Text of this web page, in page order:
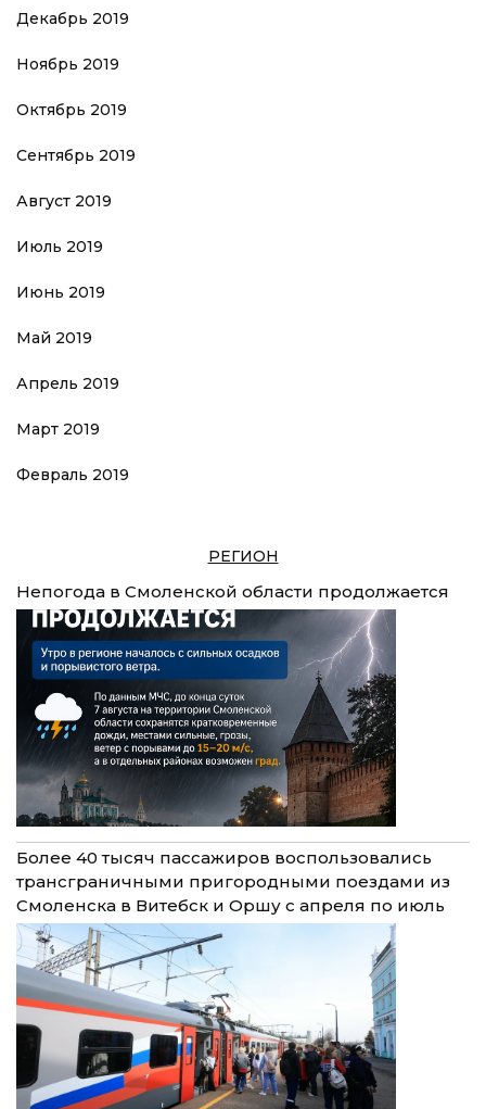
Декабрь 2019
Ноябрь 2019
Октябрь 2019
Сентябрь 2019
Август 2019
Июль 2019
Июнь 2019
Май 2019
Апрель 2019
Март 2019
Февраль 2019
РЕГИОН
Непогода в Смоленской области продолжается
Более 40 тысяч пассажиров воспользовались
трансграничными пригородными поездами из
Смоленска в Витебск и Оршу с апреля по июль